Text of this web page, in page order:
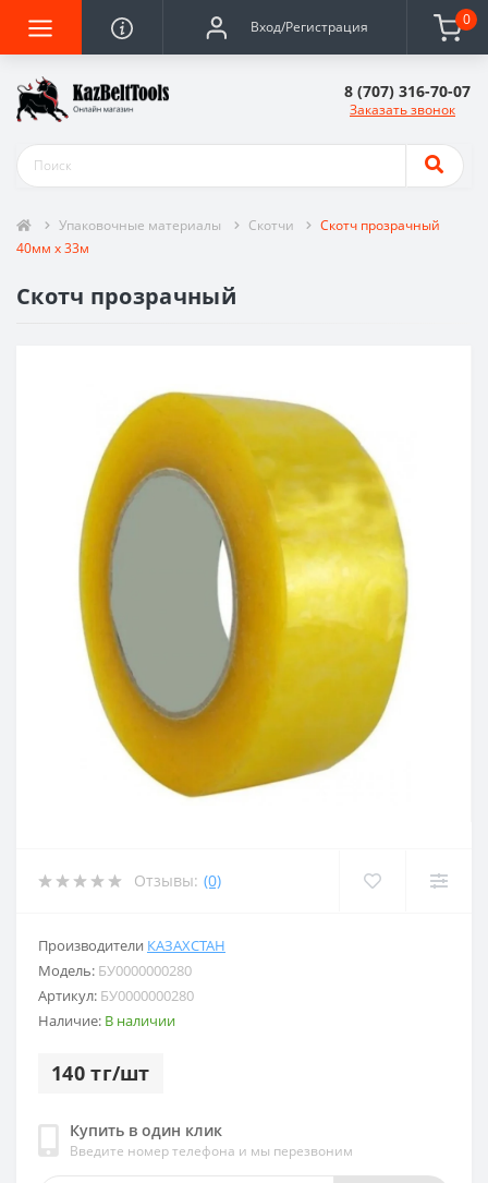
Вход/Регистрация 0
8 (707) 316-70-07
Заказать звонок
Упаковочные материалы Скотчи
Скотч прозрачный
40мм х 33м
Скотч прозрачный
Отзывы: (0)
Производители КАЗАХСТАН
Модель: БУ0000000280
Артикул: БУ0000000280
Наличие: В наличии
140 тг/шт
Купить в один клик
Введите номер телефона и мы перезвоним